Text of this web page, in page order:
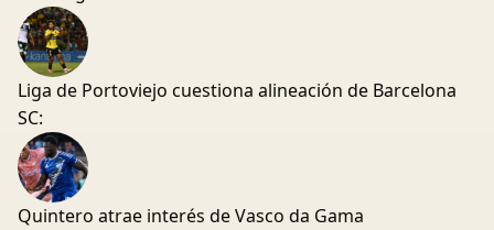
Liga de Portoviejo cuestiona alineación de Barcelona
SC:
Quintero atrae interés de Vasco da Gama